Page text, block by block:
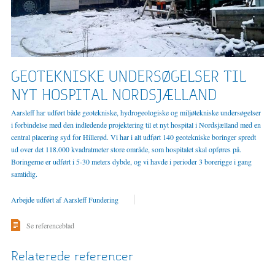
GEOTEKNISKE UNDERSØGELSER TIL
NYT HOSPITAL NORDSJÆLLAND
Aarsleff har udført både geotekniske, hydrogeologiske og miljøtekniske undersøgelser
i forbindelse med den indledende projektering til et nyt hospital i Nordsjæl­land med en
central placering syd for Hillerød. Vi har i alt udført 140 geotekniske boringer spredt
ud over det 118.000 kvadratmeter store område, som hospitalet skal opføres på.
Boringerne er udført i 5-30 meters dybde, og vi havde i perioder 3 borerigge i gang
samtidig.
Arbejde udført af Aarsleff Fundering
Se referenceblad
Relaterede referencer